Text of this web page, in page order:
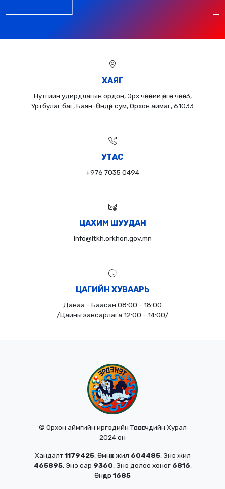
ХАЯГ
Нутгийн удирдлагын ордон, Эрх чөлөөний өргөн чөлөө-3,
Уртбулаг баг, Баян-Өндөр сум, Орхон аймаг, 61033
УТАС
+976 7035 0494
ЦАХИМ ШУУДАН
info@itkh.orkhon.gov.mn
ЦАГИЙН ХУВААРЬ
Даваа - Баасан 08:00 - 18:00
/Цайны завсарлага 12:00 - 14:00/
© Орхон аймгийн иргэдийн Төлөөлөгчдийн Хурал
2024 он
Хандалт1179425, Өмнөх жил 604485, Энэ жил
465895, Энэ сар 9360, Энэ долоо хоног 6816,
Өнөөдөр1685